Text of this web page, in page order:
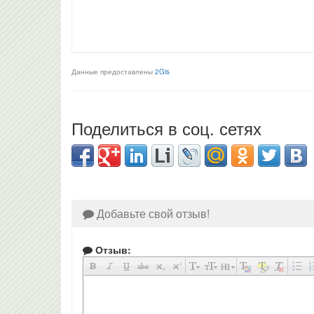
Данные предоставлены 2Gis
Поделиться в соц. сетях
Добавьте свой отзыв!
Отзыв: